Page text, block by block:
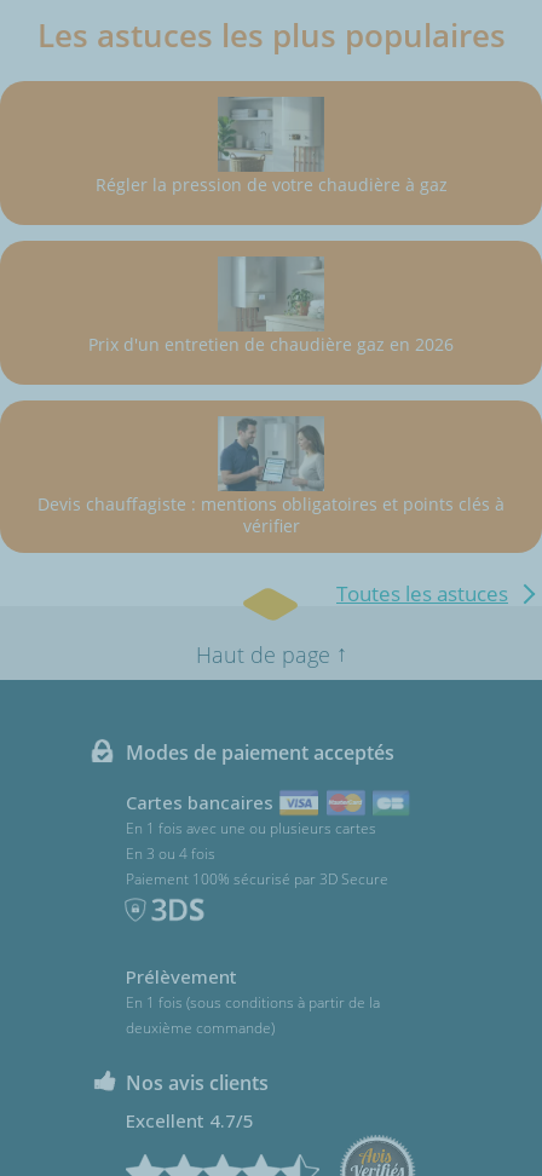
Les astuces les plus populaires
Régler la pression de votre chaudière à gaz
Prix d'un entretien de chaudière gaz en 2026
Devis chauffagiste : mentions obligatoires et points clés à
vérifier
Toutes les astuces
Haut de page ↑
Modes de paiement acceptés
Cartes bancaires
En 1 fois avec une ou plusieurs cartes
En 3 ou 4 fois
Paiement 100% sécurisé par 3D Secure
Prélèvement
En 1 fois (sous conditions à partir de la
deuxième commande)
Nos avis clients
Excellent 4.7/5